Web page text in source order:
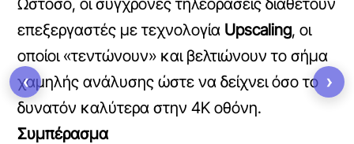
Ωστόσο, οι σύγχρονες τηλεοράσεις διαθέτουν
επεξεργαστές με τεχνολογία Upscaling, οι
οποίοι «τεντώνουν» και βελτιώνουν το σήμα
χαμηλής ανάλυσης ώστε να δείχνει όσο το
δυνατόν καλύτερα στην 4K οθόνη.
Συμπέρασμα
‹ ›